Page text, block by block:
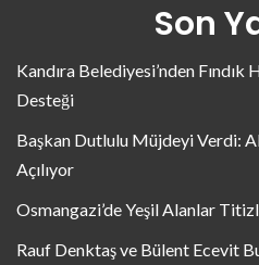
Son
Kandıra Belediyesi’nden
Desteği
Başkan Dutlulu Müjdeyi Verdi:
Açılıyor
Osmangazi’de Yeşil Alanlar
Rauf Denktaş ve Bülent Ecevit